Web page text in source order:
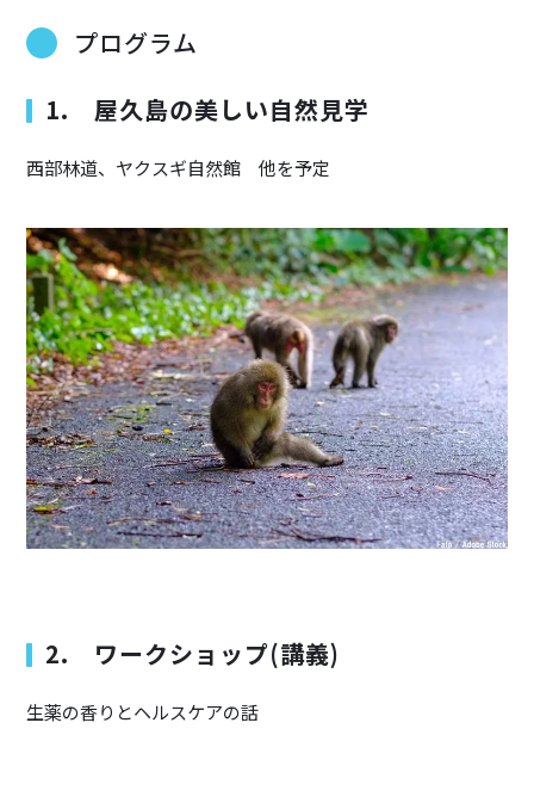
プログラム
1. 屋久島の美しい自然見学
西部林道、ヤクスギ自然館 他を予定
2. ワークショップ(講義)
生薬の香りとヘルスケアの話